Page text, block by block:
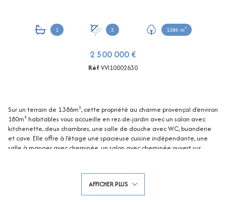
1 3 1386 m²
2 500 000 €
RéfVVI10002630
Sur un terrain de 1.386m², cette propriété au charme provençal d’environ
180m² habitables vous accueille en rez-de-jardin avec un salon avec
kitchenette, deux chambres, une salle de douche avec WC, buanderie
et cave. Elle offre à l’étage une spacieuse cuisine indépendante, une
salle à manger avec cheminée, un salon avec cheminée ouvert sur
l’italienne, WC), et une troisième salle de douche avec WC. En extérieur,
piscine, carport, terrasses, très beau jardin paysager, et superbe vue mer
& Îles d’Or. Exposition SUD-OUEST ! Un bien rare, idéalement situé à
AFFICHER PLUS